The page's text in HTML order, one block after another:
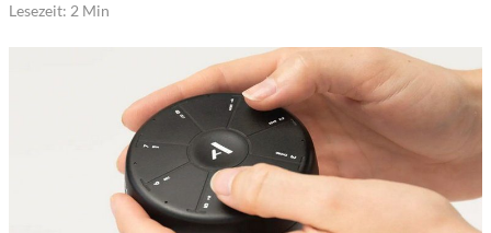
Lesezeit: 2 Min